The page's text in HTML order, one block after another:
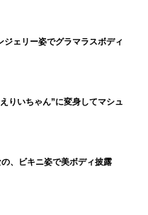
ジェリー姿でグラマラスボディ
りいちゃん”に変身してマシュ
、ビキニ姿で美ボディ披露